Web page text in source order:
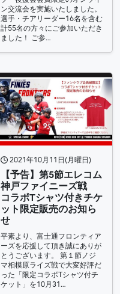
ン交流会を実施いたしました。
選手・チアリーダー16名を含む
計55名の方々にご参加いただき
ました！ ご参…
2021年10月11日(月曜日)
【予告】第5節エレコム
神戸ファイニーズ戦
コラボTシャツ付きチケ
ット限定販売のお知ら
せ
平素より、富士通フロンティア
ーズを応援して頂き誠にありが
とうございます。 第１節ノジ
マ相模原ライズ戦で大変好評だ
った「限定コラボTシャツ付チ
ケット」を10月31…